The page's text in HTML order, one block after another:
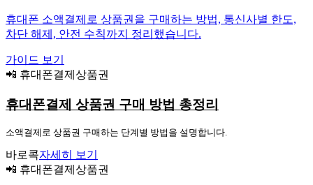
휴대폰 소액결제로 상품권을 구매하는 방법, 통신사별 한도,
차단 해제, 안전 수칙까지 정리했습니다.
가이드 보기
📲 휴대폰결제상품권
휴대폰결제 상품권 구매 방법 총정리
소액결제로 상품권 구매하는 단계별 방법을 설명합니다.
바로콕자세히 보기
📲 휴대폰결제상품권